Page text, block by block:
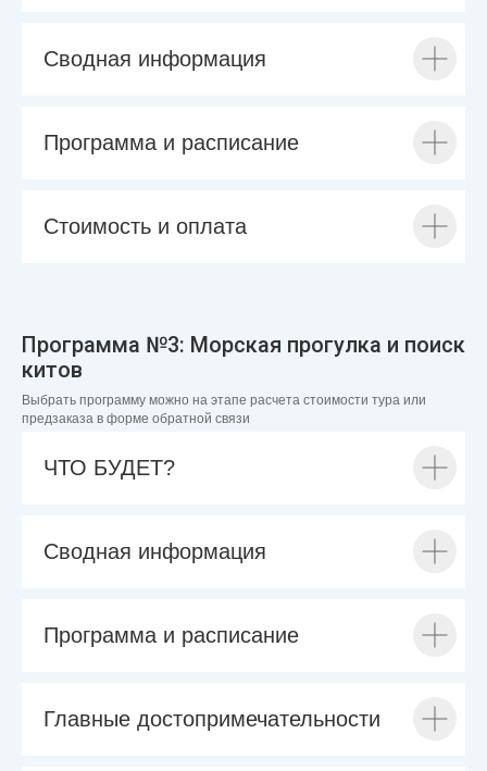
Сводная информация
Программа и расписание
Стоимость и оплата
Программа №3: Морская прогулка и поиск
китов
Выбрать программу можно на этапе расчета стоимости тура или
предзаказа в форме обратной связи
ЧТО БУДЕТ?
Сводная информация
Программа и расписание
Главные достопримечательности